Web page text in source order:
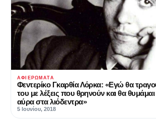
ΑΦΙΕΡΏΜΑΤΑ
Φεντερίκο Γκαρθία Λόρκα: «Εγώ θα
του με λέξεις που θρηνούν και θα θυμάμαι
αύρα στα λιόδεντρα»
5 Ιουνίου, 2018